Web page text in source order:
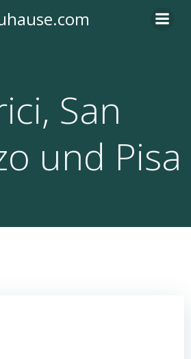
Inhalt
San
und Pisa